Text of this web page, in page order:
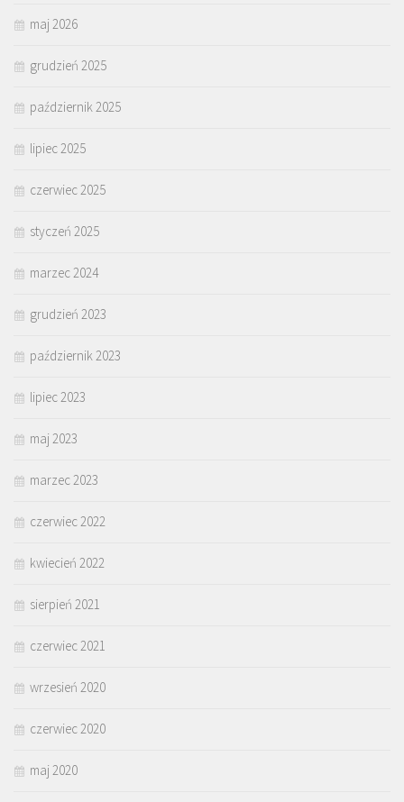
maj 2026
grudzień 2025
październik 2025
lipiec 2025
czerwiec 2025
styczeń 2025
marzec 2024
grudzień 2023
październik 2023
lipiec 2023
maj 2023
marzec 2023
czerwiec 2022
kwiecień 2022
sierpień 2021
czerwiec 2021
wrzesień 2020
czerwiec 2020
maj 2020